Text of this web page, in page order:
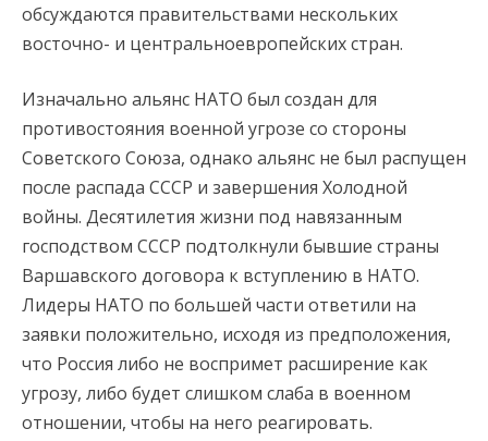
обсуждаются правительствами нескольких
восточно- и центральноевропейских стран.
Изначально альянс НАТО был создан для
противостояния военной угрозе со стороны
Советского Союза, однако альянс не был распущен
после распада СССР и завершения Холодной
войны. Десятилетия жизни под навязанным
господством СССР подтолкнули бывшие страны
Варшавского договора к вступлению в НАТО.
Лидеры НАТО по большей части ответили на
заявки положительно, исходя из предположения,
что Россия либо не воспримет расширение как
угрозу, либо будет слишком слаба в военном
отношении, чтобы на него реагировать.